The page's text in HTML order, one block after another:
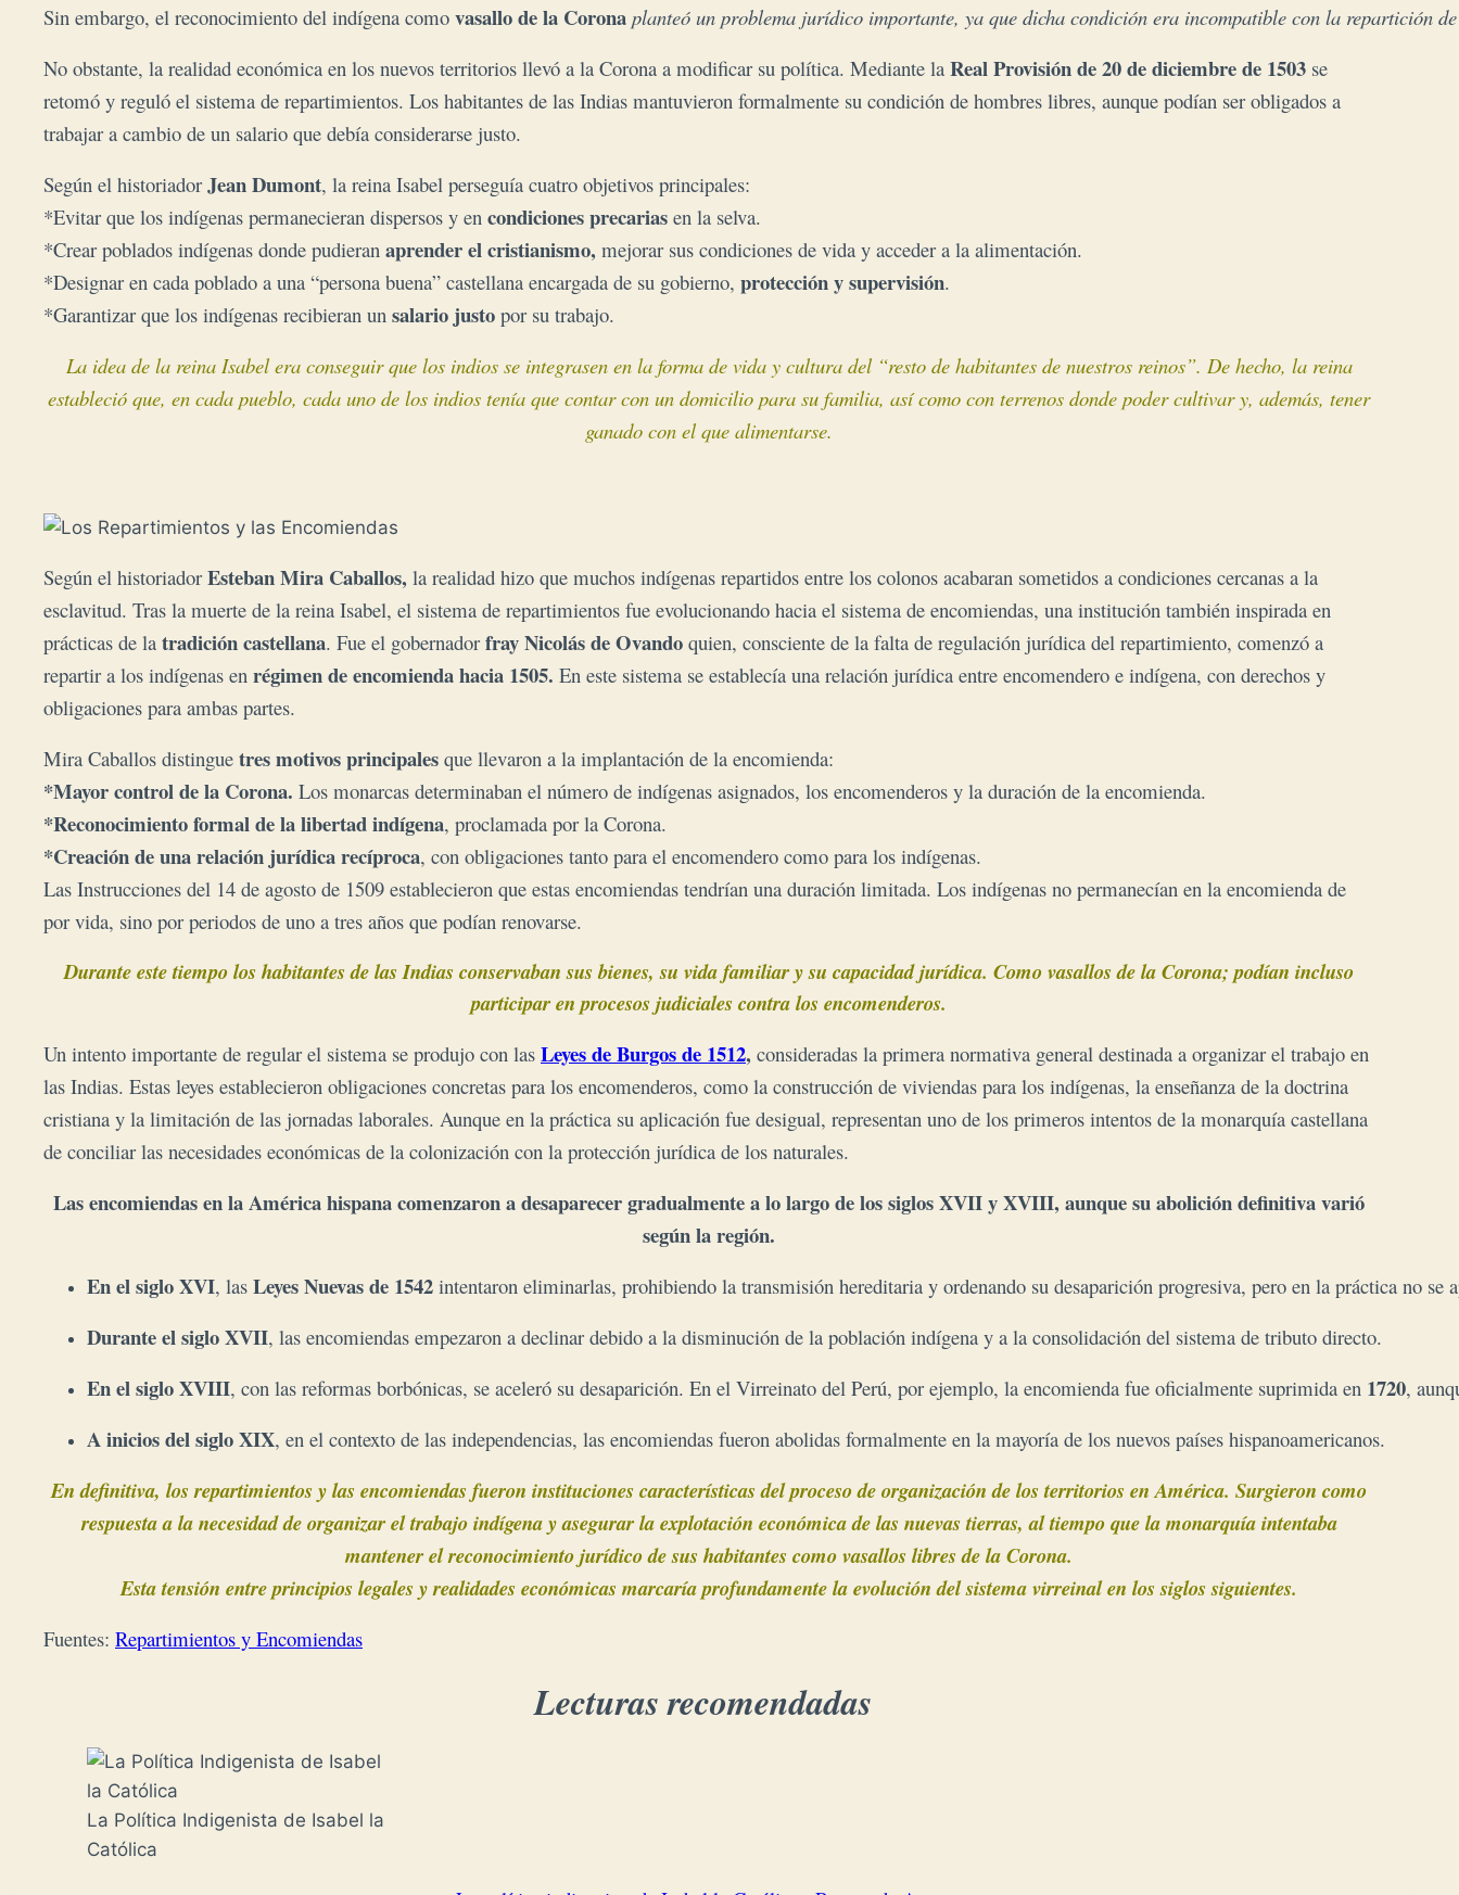
Sin embargo, el reconocimiento del indígena como vasallo de la Corona planteó un problema jurídico importante, ya que dicha condición era incompatible con la repartición
No obstante, la realidad económica en los nuevos territorios llevó a la Corona a modificar su política. Mediante la Real Provisión de 20 de diciembre de 1503 se
retomó y reguló el sistema de repartimientos. Los habitantes de las Indias mantuvieron formalmente su condición de hombres libres, aunque podían ser obligados a
trabajar a cambio de un salario que debía considerarse justo.
Según el historiador Jean Dumont, la reina Isabel perseguía cuatro objetivos principales:
*Evitar que los indígenas permanecieran dispersos y en condiciones precarias en la selva.
*Crear poblados indígenas donde pudieran aprender el cristianismo, mejorar sus condiciones de vida y acceder a la alimentación.
*Designar en cada poblado a una “persona buena” castellana encargada de su gobierno, protección y supervisión.
*Garantizar que los indígenas recibieran un salario justo por su trabajo.
La idea de la reina Isabel era conseguir que los indios se integrasen en la forma de vida y cultura del “resto de habitantes de nuestros reinos”. De hecho, la reina
estableció que, en cada pueblo, cada uno de los indios tenía que contar con un domicilio para su familia, así como con terrenos donde poder cultivar y, además, tener
ganado con el que alimentarse.
Según el historiador Esteban Mira Caballos, la realidad hizo que muchos indígenas repartidos entre los colonos acabaran sometidos a condiciones cercanas a la
esclavitud. Tras la muerte de la reina Isabel, el sistema de repartimientos fue evolucionando hacia el sistema de encomiendas, una institución también inspirada en
prácticas de la tradición castellana. Fue el gobernador fray Nicolás de Ovando quien, consciente de la falta de regulación jurídica del repartimiento, comenzó a
repartir a los indígenas en régimen de encomienda hacia 1505. En este sistema se establecía una relación jurídica entre encomendero e indígena, con derechos y
obligaciones para ambas partes.
Mira Caballos distingue tres motivos principales que llevaron a la implantación de la encomienda:
*Mayor control de la Corona. Los monarcas determinaban el número de indígenas asignados, los encomenderos y la duración de la encomienda.
*Reconocimiento formal de la libertad indígena, proclamada por la Corona.
*Creación de una relación jurídica recíproca, con obligaciones tanto para el encomendero como para los indígenas.
Las Instrucciones del 14 de agosto de 1509 establecieron que estas encomiendas tendrían una duración limitada. Los indígenas no permanecían en la encomienda de
por vida, sino por periodos de uno a tres años que podían renovarse.
Durante este tiempo los habitantes de las Indias conservaban sus bienes, su vida familiar y su capacidad jurídica. Como vasallos de la Corona; podían incluso
participar en procesos judiciales contra los encomenderos.
Un intento importante de regular el sistema se produjo con las Leyes de Burgos de 1512, consideradas la primera normativa general destinada a organizar el trabajo en
las Indias. Estas leyes establecieron obligaciones concretas para los encomenderos, como la construcción de viviendas para los indígenas, la enseñanza de la doctrina
cristiana y la limitación de las jornadas laborales. Aunque en la práctica su aplicación fue desigual, representan uno de los primeros intentos de la monarquía castellana
de conciliar las necesidades económicas de la colonización con la protección jurídica de los naturales.
Las encomiendas en la América hispana comenzaron a desaparecer gradualmente a lo largo de los siglos XVII y XVIII, aunque su abolición definitiva varió
según la región.
En el siglo XVI, las Leyes Nuevas de 1542 intentaron eliminarlas, prohibiendo la transmisión hereditaria y ordenando su desaparición progresiva, pero en la práctica no se
Durante el siglo XVII, las encomiendas empezaron a declinar debido a la disminución de la población indígena y a la consolidación del sistema de tributo directo.
En el siglo XVIII, con las reformas borbónicas, se aceleró su desaparición. En el Virreinato del Perú, por ejemplo, la encomienda fue oficialmente suprimida en 1720,
A inicios del siglo XIX, en el contexto de las independencias, las encomiendas fueron abolidas formalmente en la mayoría de los nuevos países hispanoamericanos.
En definitiva, los repartimientos y las encomiendas fueron instituciones características del proceso de organización de los territorios en América. Surgieron como
respuesta a la necesidad de organizar el trabajo indígena y asegurar la explotación económica de las nuevas tierras, al tiempo que la monarquía intentaba
mantener el reconocimiento jurídico de sus habitantes como vasallos libres de la Corona.
Esta tensión entre principios legales y realidades económicas marcaría profundamente la evolución del sistema virreinal en los siglos siguientes.
Fuentes: Repartimientos y Encomiendas
Lecturas recomendadas
La Política Indigenista de Isabel la
Católica